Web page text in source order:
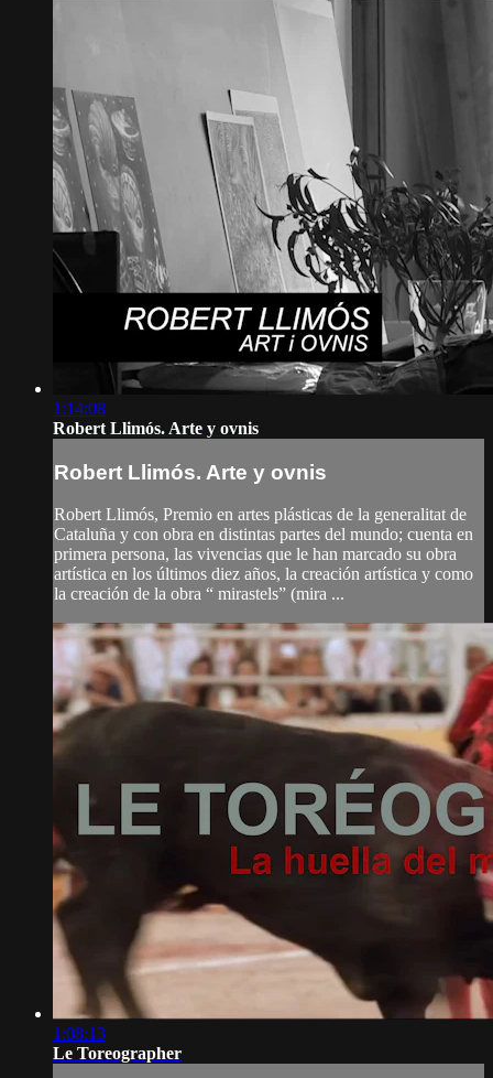
1:14:08
Robert Llimós. Arte y ovnis
Robert Llimós. Arte y ovnis
Robert Llimós, Premio en artes plásticas de la generalitat de
Cataluña y con obra en distintas partes del mundo; cuenta en
primera persona, las vivencias que le han marcado su obra
artística en los últimos diez años, la creación artística y como
la creación de la obra “ mirastels” (mira ...
1:08:13
Le Toreographer